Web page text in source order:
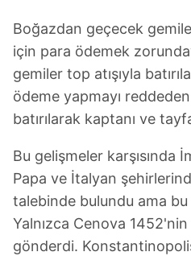
Boğazdan geçecek
için para ödemek
gemiler top atışıyla
ödeme yapmayı
batırılarak kaptanı ve
Bu gelişmeler karşısında
Papa ve İtalyan
talebinde bulundu ama
Yalnızca Cenova 1452'nin
gönderdi.